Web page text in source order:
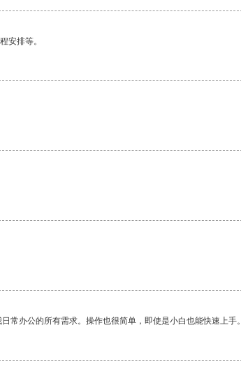
安排等。
常办公的所有需求。操作也很简单，即使是小白也能快速上手。